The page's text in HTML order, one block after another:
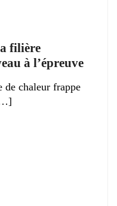
filière
à l’épreuve
de chaleur frappe